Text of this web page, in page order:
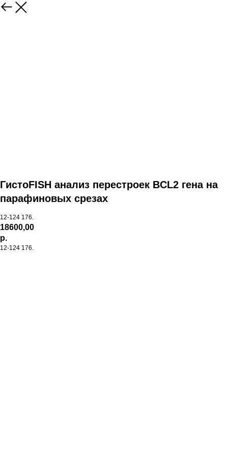
ГистоFISH анализ перестроек BCL2 гена на
парафиновых срезах
12-124 176.
18600,00
р.
12-124 176.